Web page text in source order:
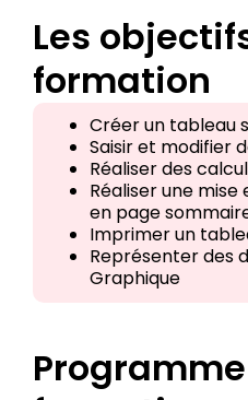
Les
formation
Créer un tableau
Saisir et modifier
Réaliser des
Réaliser une
en page
Imprimer un
Représenter des
Graphique